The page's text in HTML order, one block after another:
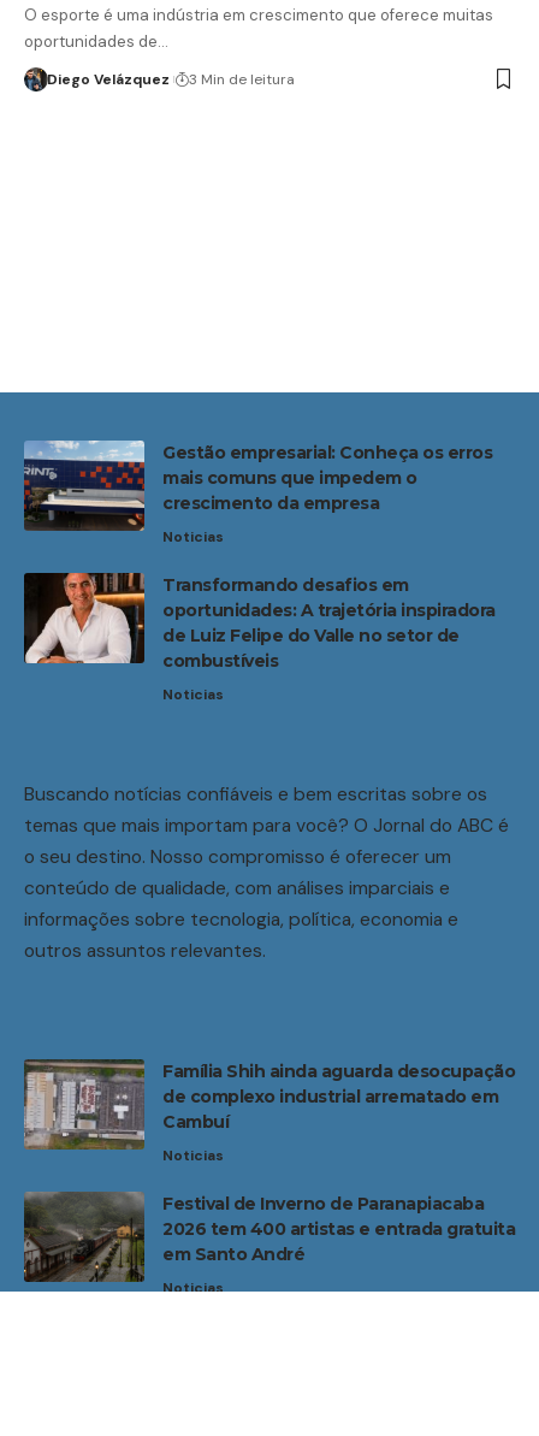
O esporte é uma indústria em crescimento que oferece muitas
oportunidades de…
Diego Velázquez 3 Min de leitura
Gestão empresarial: Conheça os erros
mais comuns que impedem o
crescimento da empresa
Noticias
Transformando desafios em
oportunidades: A trajetória inspiradora
de Luiz Felipe do Valle no setor de
combustíveis
Noticias
Buscando notícias confiáveis e bem escritas sobre os
temas que mais importam para você? O Jornal do ABC é
o seu destino. Nosso compromisso é oferecer um
conteúdo de qualidade, com análises imparciais e
informações sobre tecnologia, política, economia e
outros assuntos relevantes.
Família Shih ainda aguarda desocupação
de complexo industrial arrematado em
Cambuí
Noticias
Festival de Inverno de Paranapiacaba
2026 tem 400 artistas e entrada gratuita
em Santo André
Noticias